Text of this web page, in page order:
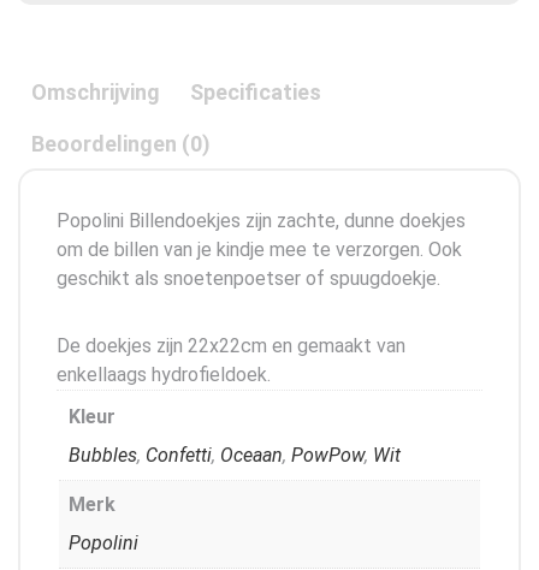
Omschrijving Specificaties
Beoordelingen (0)
Popolini Billendoekjes zijn zachte, dunne doekjes
om de billen van je kindje mee te verzorgen. Ook
geschikt als snoetenpoetser of spuugdoekje.
De doekjes zijn 22x22cm en gemaakt van
enkellaags hydrofieldoek.
Kleur
Bubbles, Confetti, Oceaan, PowPow, Wit
Merk
Popolini